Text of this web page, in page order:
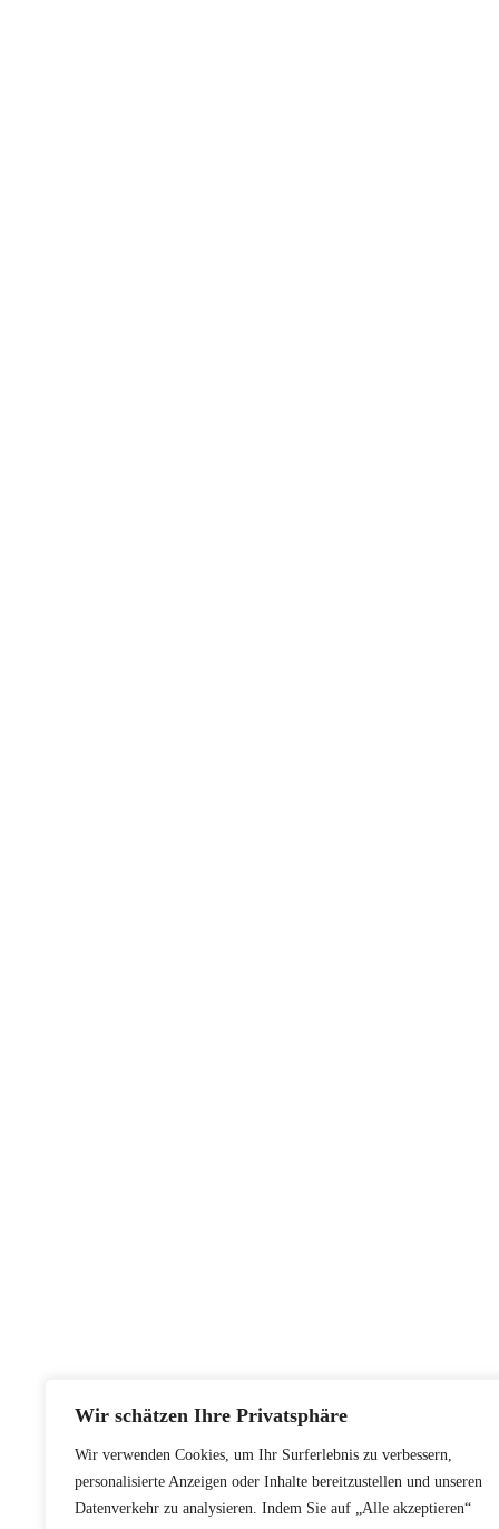
Wir schätzen Ihre Privatsphäre
Wir verwenden Cookies, um Ihr Surferlebnis zu verbessern,
personalisierte Anzeigen oder Inhalte bereitzustellen und unseren
Datenverkehr zu analysieren. Indem Sie auf „Alle akzeptieren“